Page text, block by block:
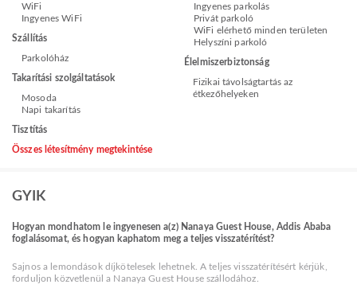
WiFi
Ingyenes WiFi
Szállítás
Parkolóház
Takarítási szolgáltatások
Mosoda
Napi takarítás
Tisztítás
Ingyenes parkolás
Privát parkoló
WiFi elérhető minden területen
Helyszíni parkoló
Élelmiszerbiztonság
Fizikai távolságtartás az
étkezőhelyeken
Összes létesítmény megtekintése
GYIK
Hogyan mondhatom le ingyenesen a(z) Nanaya Guest House, Addis Ababa
foglalásomat, és hogyan kaphatom meg a teljes visszatérítést?
Sajnos a lemondások díjkötelesek lehetnek. A teljes visszatérítésért kérjük,
forduljon közvetlenül a Nanaya Guest House szállodához.